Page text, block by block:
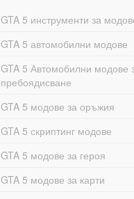
GTA 5 инструменти за
GTA 5 автомобилни модове
GTA 5 Автомобилни модове
пребоядисване
GTA 5 модове за оръжия
GTA 5 скриптинг модове
GTA 5 модове за героя
GTA 5 модове за карти